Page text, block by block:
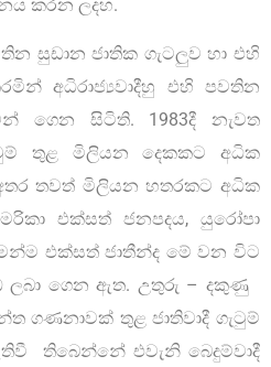
කරන ලදහ.
සුඩාන ජාතික ගැටලුව හා එහි
අධිරාජ්‍යවාදීහු එහි පවතින
ගෙන සිටිති. 1983දී නැවත
තුළ මිලියන දෙකකට අධික
තවත් මිලියන හතරකට අධික
එක්සත් ජනපදය, යුරෝපා
එක්සත් ජාතීන්ද මේ වන විට
ලබා ගෙන ඇත. උතුරු – දකුණු
ගණනාවක් තුළ ජාතිවාදී ගැටුම්
තිබෙන්නේ එවැනි බෙදුම්වාදී